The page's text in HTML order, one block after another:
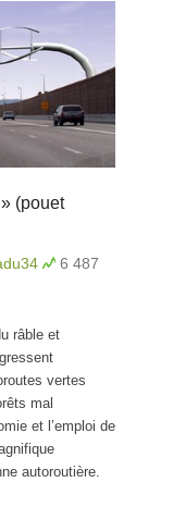
(pouet
6 487
râble et
vertes
mal
et l’emploi de
autoroutière.